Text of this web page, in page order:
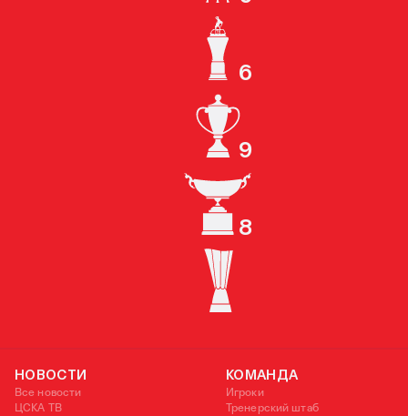
6
9
8
НОВОСТИ
Все новости
ЦСКА ТВ
КОМАНДА
Игроки
Тренерский штаб